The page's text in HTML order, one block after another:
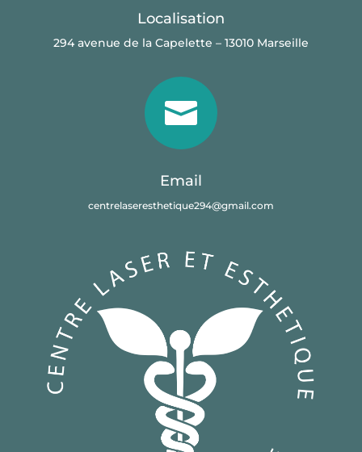
Localisation
294 avenue de la Capelette – 13010 Marseille

Email
centrelaseresthetique294@gmail.com